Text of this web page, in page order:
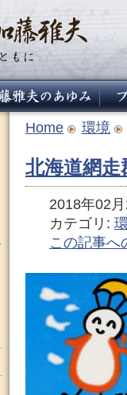
Home 環境
北海道網
2018年02
カテゴリ:
この記事へ